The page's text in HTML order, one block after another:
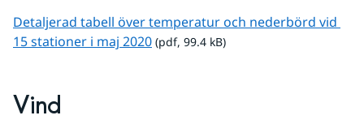
Detaljerad tabell över temperatur och nederbörd vid
15 stationer i maj 2020pdf, 99.4 kB.
(pdf, 99.4 kB)
Vind